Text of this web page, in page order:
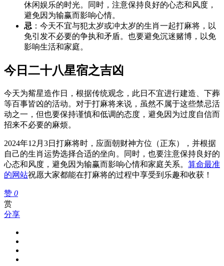
休闲娱乐的时光。同时，注意保持良好的心态和风度，
避免因为输赢而影响心情。
忌 ：今天不宜与犯太岁或冲太岁的生肖一起打麻将，以
免引发不必要的争执和矛盾。也要避免沉迷赌博，以免
影响生活和家庭。
今日二十八星宿之吉凶
今天为觜星造作日，根据传统观念，此日不宜进行建造、下葬
等百事皆凶的活动。对于打麻将来说，虽然不属于这些禁忌活
动之一，但也要保持谨慎和低调的态度，避免因为过度自信而
招来不必要的麻烦。
2024年12月3日打麻将时，应面朝财神方位（正东），并根据
自己的生肖运势选择合适的坐向。同时，也要注意保持良好的
心态和风度，避免因为输赢而影响心情和家庭关系。 算命最准
的网站祝愿大家都能在打麻将的过程中享受到乐趣和收获！
赞 0
赏
分享